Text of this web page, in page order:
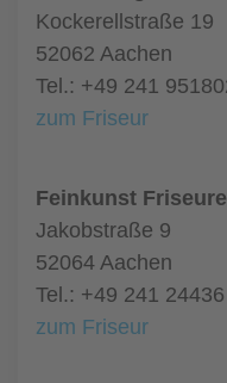
Kockerellstraße 19
52062 Aachen
Tel.: +49 241
zum Friseur
Feinkunst
Jakobstraße 9
52064 Aachen
Tel.: +49 241 24436
zum Friseur